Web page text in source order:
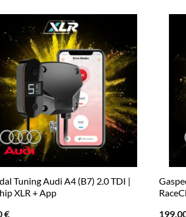
Tuning Audi A4 (B7) 2.0 TDI |
XLR + App
€